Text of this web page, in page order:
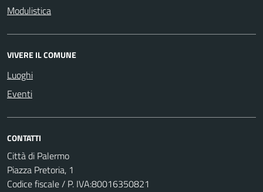
Modulistica
VIVERE IL COMUNE
Luoghi
Eventi
CONTATTI
Città di Palermo
Piazza Pretoria, 1
Codice fiscale / P. IVA:80016350821